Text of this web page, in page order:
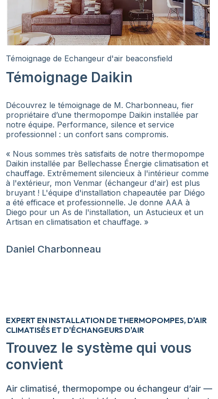
Témoignage de Echangeur d'air beaconsfield
Témoignage Daikin
Découvrez le témoignage de M. Charbonneau, fier
propriétaire d’une thermopompe Daikin installée par
notre équipe. Performance, silence et service
professionnel : un confort sans compromis.
« Nous sommes très satisfaits de notre thermopompe
Daikin installée par Bellechasse Énergie climatisation et
chauffage. Extrêmement silencieux à l'intérieur comme
à l'extérieur, mon Venmar (échangeur d'air) est plus
bruyant ! L'équipe d'installation chapeautée par Diégo
a été efficace et professionnelle. Je donne AAA à
Diego pour un As de l'installation, un Astucieux et un
Artisan en climatisation et chauffage. »
Daniel Charbonneau
EXPERT EN INSTALLATION DE THERMOPOMPES, D'AIR
CLIMATISÉS ET D'ÉCHANGEURS D'AIR
Trouvez le système qui vous
convient
Air climatisé, thermopompe ou échangeur d’air —